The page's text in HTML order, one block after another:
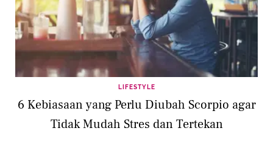
LIFESTYLE
6 Kebiasaan yang Perlu Diubah Scorpio agar
Tidak Mudah Stres dan Tertekan